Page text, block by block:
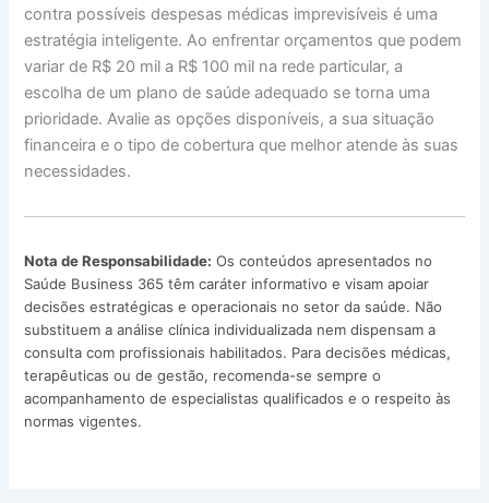
contra possíveis despesas médicas imprevisíveis é uma
estratégia inteligente. Ao enfrentar orçamentos que podem
variar de R$ 20 mil a R$ 100 mil na rede particular, a
escolha de um plano de saúde adequado se torna uma
prioridade. Avalie as opções disponíveis, a sua situação
financeira e o tipo de cobertura que melhor atende às suas
necessidades.
Nota de Responsabilidade: Os conteúdos apresentados no
Saúde Business 365 têm caráter informativo e visam apoiar
decisões estratégicas e operacionais no setor da saúde. Não
substituem a análise clínica individualizada nem dispensam a
consulta com profissionais habilitados. Para decisões médicas,
terapêuticas ou de gestão, recomenda-se sempre o
acompanhamento de especialistas qualificados e o respeito às
normas vigentes.